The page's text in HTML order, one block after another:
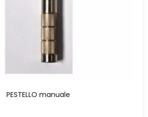
PESTELLO manuale